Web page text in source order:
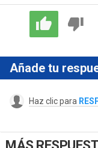
Añade tu
Haz clic para